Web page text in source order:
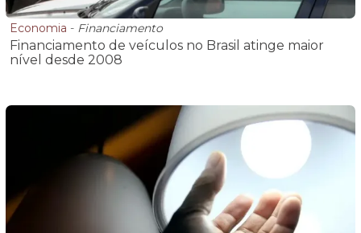
Economia - Financiamento
Financiamento de veículos no Brasil atinge maior
nível desde 2008